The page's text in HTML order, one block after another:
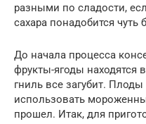
разными по сладости,
сахара понадобится чуть
До начала процесса
фрукты-ягоды находятся
гниль все загубит.
использовать
прошел. Итак, для